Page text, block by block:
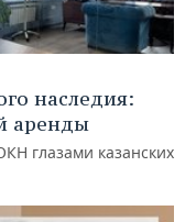
наследия:
аренды
глазами казанских